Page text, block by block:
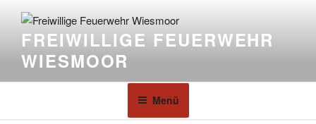
FREIWILLIGE FEUERWEHR
WIESMOOR
Menü